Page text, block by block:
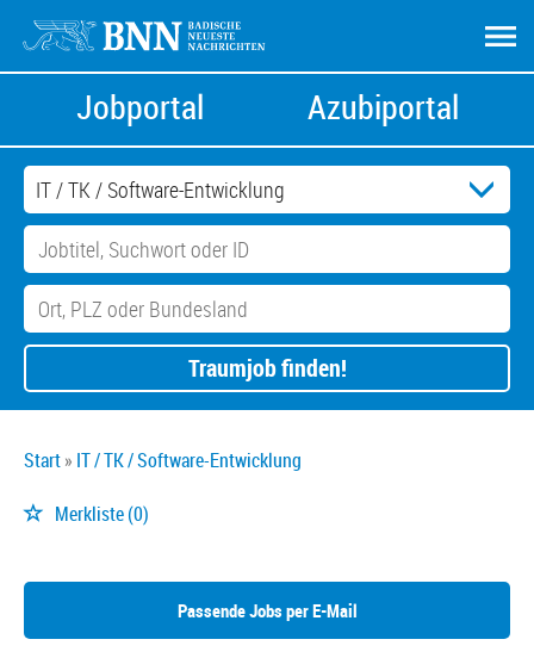
Jobportal Azubiportal
Traumjob finden!
Start IT / TK / Software-Entwicklung
Merkliste(0)
Passende Jobs per E-Mail